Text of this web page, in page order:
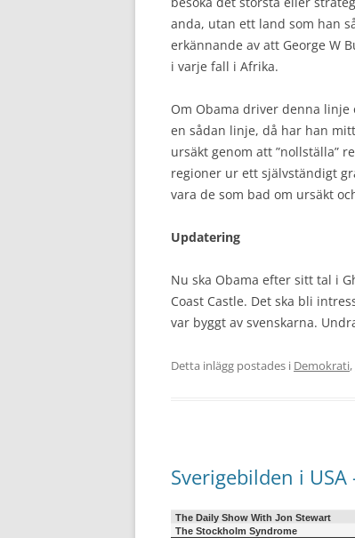
anda, utan ett land som han
erkännande av att George W
i varje fall i Afrika.
Om Obama driver denna linje
en sådan linje, då har han
ursäkt genom att ”nollställa”
regioner ur ett självständigt
vara de som bad om ursäkt
Updatering
Nu ska Obama efter sitt tal i
Coast Castle. Det ska bli
var byggt av svenskarna.
Detta inlägg postades i Demokrati,
Sverigebilden i
The Daily Show With Jon Stewart
The Stockholm Syndrome